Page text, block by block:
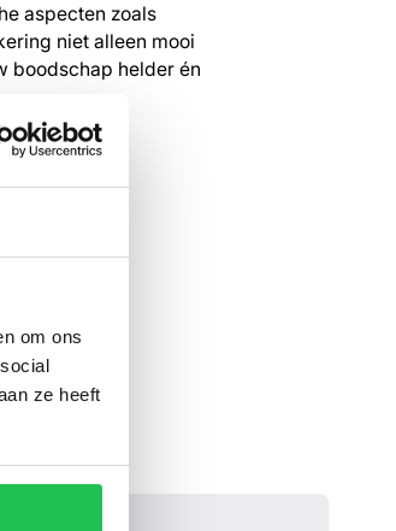
om ons
ze heeft
aspecten zoals
niet alleen mooi
boodschap helder én